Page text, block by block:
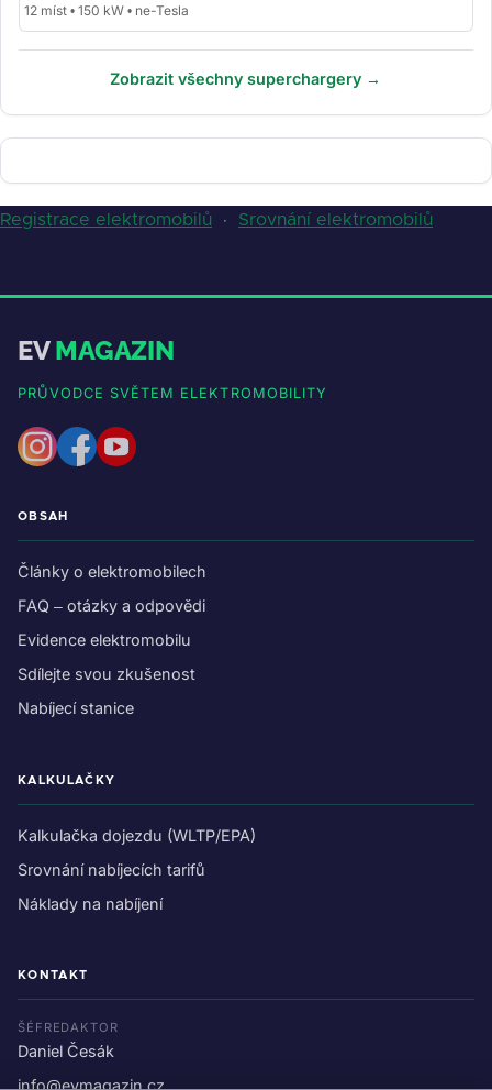
12 míst • 150 kW • ne-Tesla
Zobrazit všechny superchargery →
Registrace elektromobilů · Srovnání elektromobilů
EVMAGAZIN
PRŮVODCE SVĚTEM ELEKTROMOBILITY
OBSAH
Články o elektromobilech
FAQ – otázky a odpovědi
Evidence elektromobilu
Sdílejte svou zkušenost
Nabíjecí stanice
KALKULAČKY
Kalkulačka dojezdu (WLTP/EPA)
Srovnání nabíjecích tarifů
Náklady na nabíjení
KONTAKT
ŠÉFREDAKTOR
Daniel Česák
info@evmagazin.cz